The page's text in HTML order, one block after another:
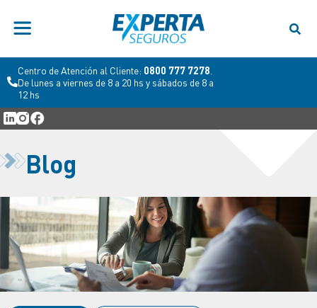
Centro de Atención al Cliente: 0800 777 7278
De lunes a viernes de 8 a 20 hs y sábados de 8 a
12 hs
Blog